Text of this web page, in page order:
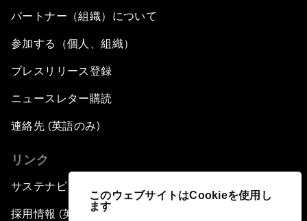
このウェブサイトはCookieを使用し
ます
パートナー（組織）について
参加する（個人、組織）
プレスリリース登録
ニュースレター購読
連絡先 (英語のみ)
リンク
サステナビリティへの取り組み
採用情報 (英語のみ)